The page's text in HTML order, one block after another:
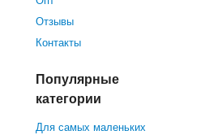
Отзывы
Контакты
Популярные
категории
Для самых маленьких